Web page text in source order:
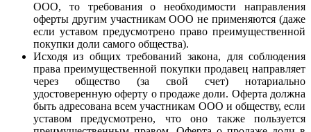
ООО, то требования о необходимости направления
оферты другим участникам ООО не применяются (даже
если уставом предусмотрено право преимущественной
покупки доли самого общества).
Исходя из общих требований закона, для соблюдения
права преимущественной покупки продавец направляет
через общество (за свой счет) нотариально
удостоверенную оферту о продаже доли. Оферта должна
быть адресована всем участникам ООО и обществу, если
уставом предусмотрено, что оно также пользуется